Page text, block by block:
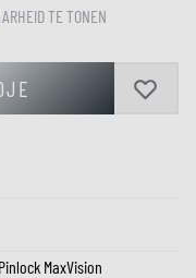
TE TONEN
MaxVision